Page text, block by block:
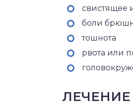
свистящее
боли
тошнота
рвота или